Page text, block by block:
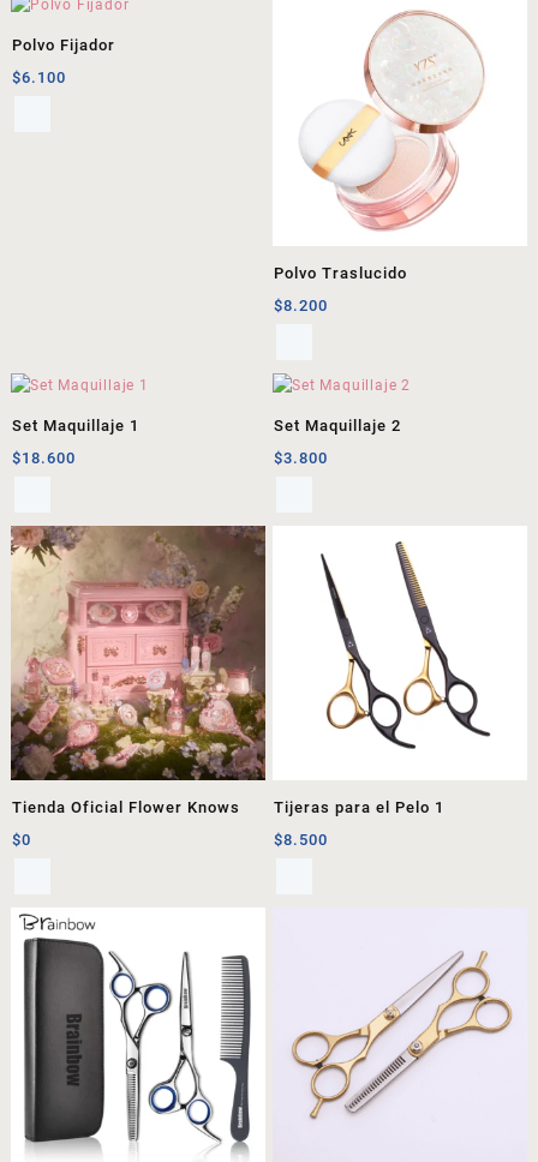
Polvo Fijador
$6.100
Polvo Traslucido
$8.200
Set Maquillaje 1
$18.600
Set Maquillaje 2
$3.800
Tienda Oficial Flower Knows
$0
Tijeras para el Pelo 1
$8.500